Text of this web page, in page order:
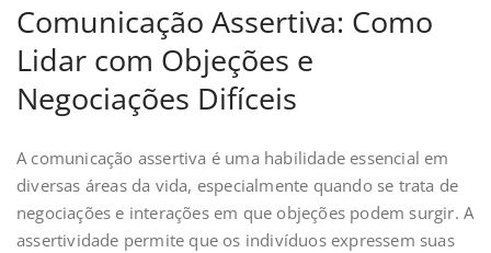
Comunicação Assertiva: Como
Lidar com Objeções e
Negociações Difíceis
A comunicação assertiva é uma habilidade essencial em
diversas áreas da vida, especialmente quando se trata de
negociações e interações em que objeções podem surgir. A
assertividade permite que os indivíduos expressem suas